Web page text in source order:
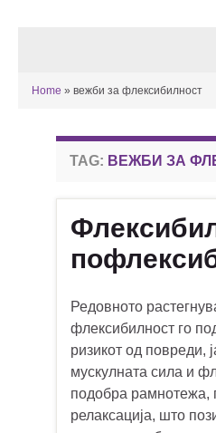
Home » вежби за флексибилност
TAG: ВЕЖБИ ЗА
Редовното
флексибилност го
ризикот од повреди,
мускулната сила и
подобра рамнотежа,
релаксација, што